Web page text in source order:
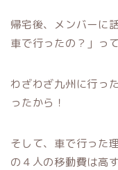
帰宅後、メンバーに
車で行ったの？」っ
わざわざ九州に行っ
ったから！
そして、車で行った
の４人の移動費は高